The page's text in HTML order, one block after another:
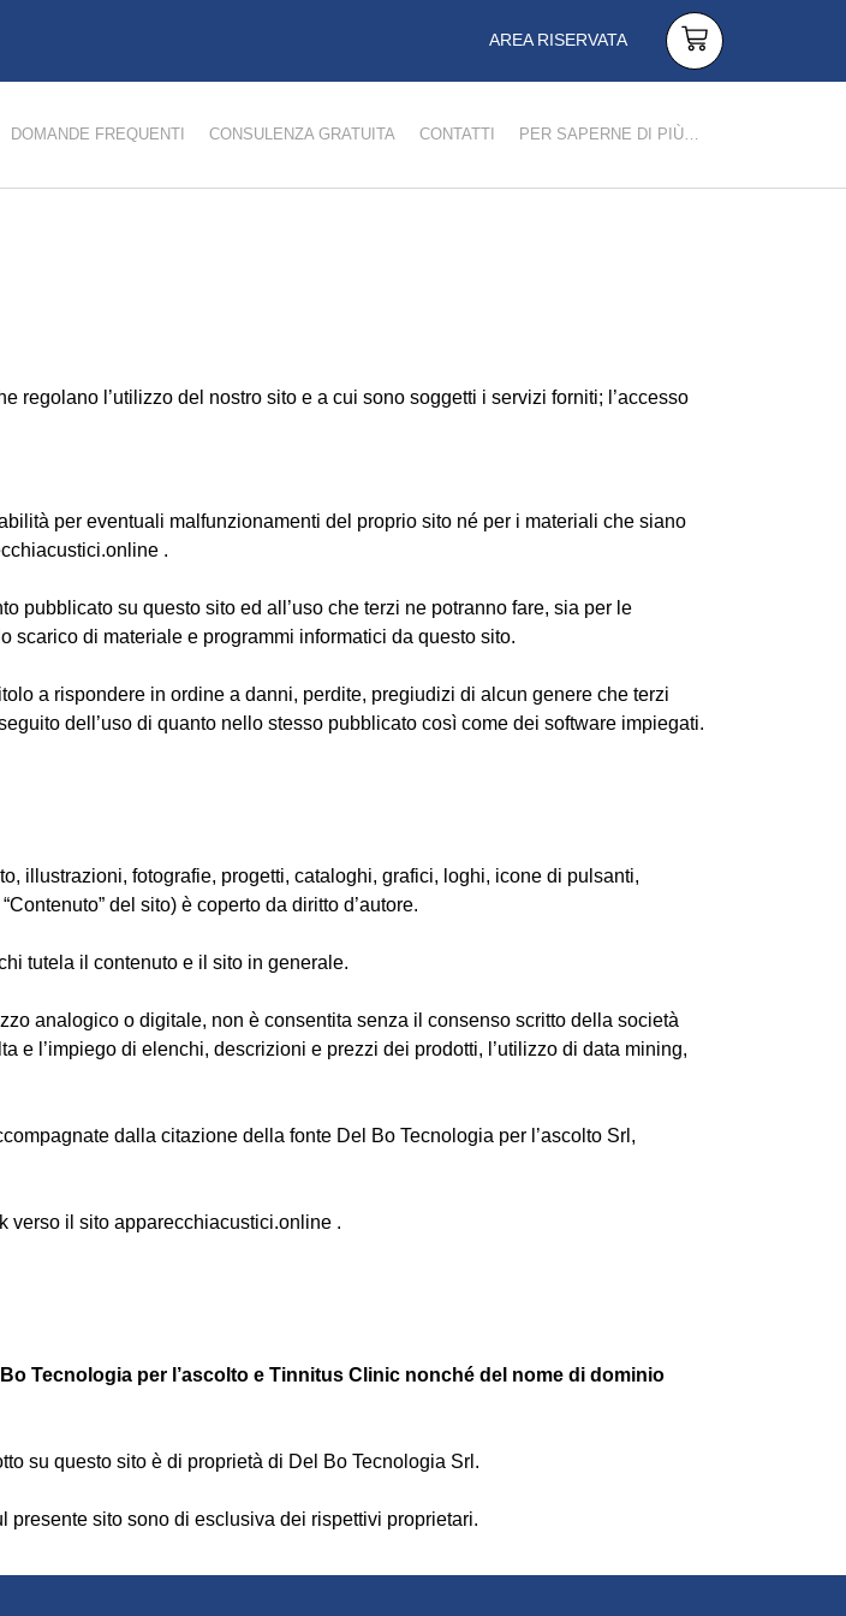
AREA RISERVATA
DOMANDE FREQUENTI CONSULENZA GRATUITA CONTATTI PER SAPERNE DI PIÙ…
l’utilizzo del nostro sito e a cui sono soggetti i servizi forniti; l’accesso
per eventuali malfunzionamenti del proprio sito né per i materiali che siano
.
pubblicato su questo sito ed all’uso che terzi ne potranno fare, sia per le
scarico di materiale e programmi informatici da questo sito.
a rispondere in ordine a danni, perdite, pregiudizi di alcun genere che terzi
dell’uso di quanto nello stesso pubblicato così come dei software impiegati.
illustrazioni, fotografie, progetti, cataloghi, grafici, loghi, icone di pulsanti,
del sito) è coperto da diritto d’autore.
tutela il contenuto e il sito in generale.
analogico o digitale, non è consentita senza il consenso scritto della società
e l’impiego di elenchi, descrizioni e prezzi dei prodotti, l’utilizzo di data mining,
dalla citazione della fonte Del Bo Tecnologia per l’ascolto Srl,
verso il sito apparecchiacustici.online .
Bo Tecnologia per l’ascolto e Tinnitus Clinic nonché del nome di dominio
su questo sito è di proprietà di Del Bo Tecnologia Srl.
presente sito sono di esclusiva dei rispettivi proprietari.